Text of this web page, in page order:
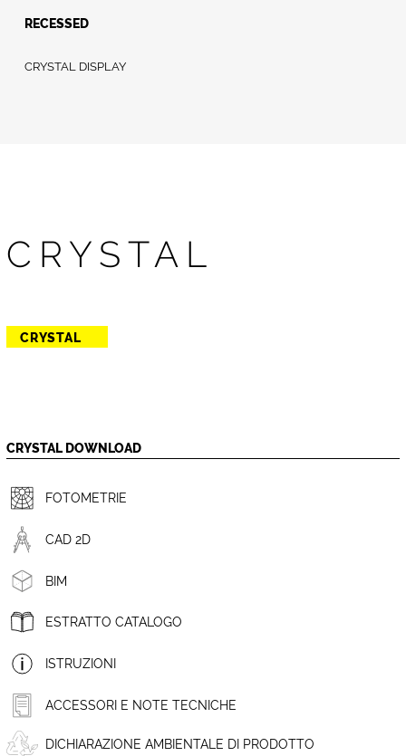
RECESSED
CRYSTAL DISPLAY
CRYSTAL
CRYSTAL
CRYSTAL DOWNLOAD
FOTOMETRIE
CAD 2D
BIM
ESTRATTO CATALOGO
ISTRUZIONI
ACCESSORI E NOTE TECNICHE
DICHIARAZIONE AMBIENTALE DI PRODOTTO